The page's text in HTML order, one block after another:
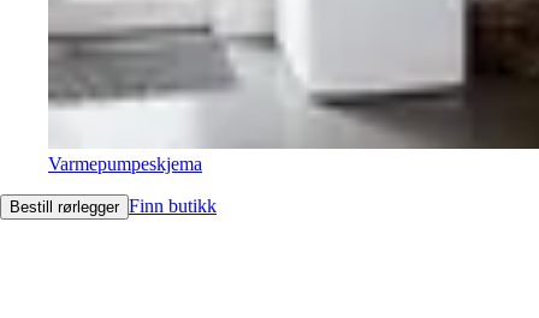
Varmepumpeskjema
Bestill rørlegger Finn butikk